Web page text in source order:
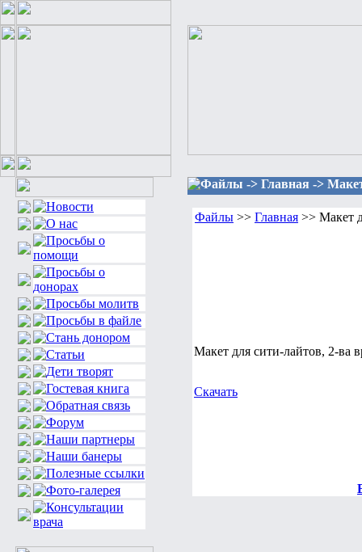
Файлы -> Главная ->
Файлы >> Главная >> Макет
Макет для сити-лайтов, 2-ва
Скачать